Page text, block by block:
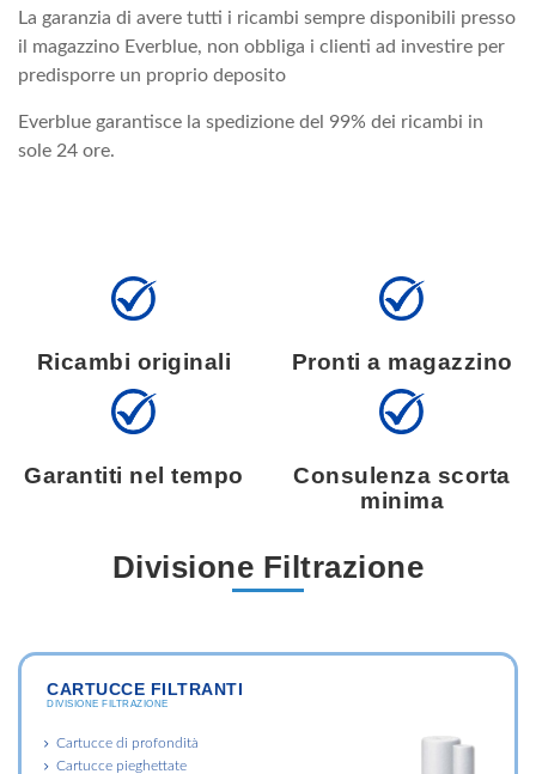
La garanzia di avere tutti i ricambi sempre disponibili presso
il magazzino Everblue, non obbliga i clienti ad investire per
predisporre un proprio deposito
Everblue garantisce la spedizione del 99% dei ricambi in
sole 24 ore.
Ricambi originali Pronti a magazzino
Garantiti nel tempo
Consulenza scorta
minima
Divisione Filtrazione
CARTUCCE FILTRANTI
DIVISIONE FILTRAZIONE
Cartucce di profondità
Cartucce pieghettate